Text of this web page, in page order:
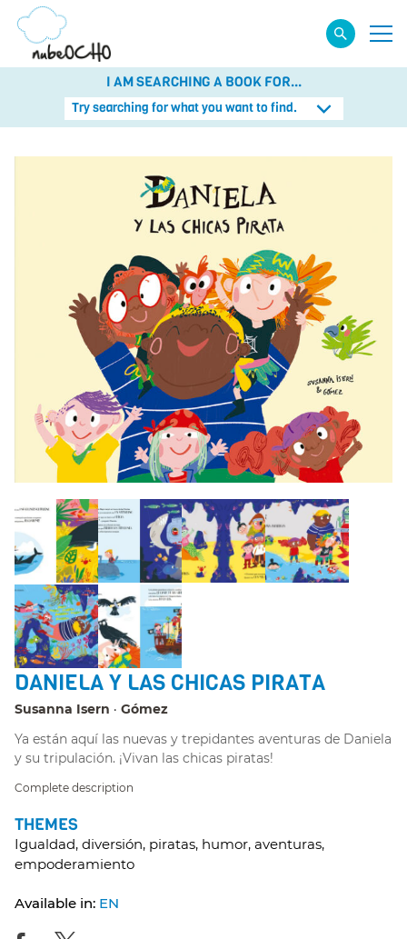
I AM SEARCHING A BOOK FOR...
Try searching for what you want to find.
DANIELA Y LAS CHICAS PIRATA
Susanna Isern
Gómez
Ya están aquí las nuevas y trepidantes aventuras de Daniela
y su tripulación. ¡Vivan las chicas piratas!
Complete description
THEMES
Igualdad, diversión, piratas, humor, aventuras,
empoderamiento
Available in: EN